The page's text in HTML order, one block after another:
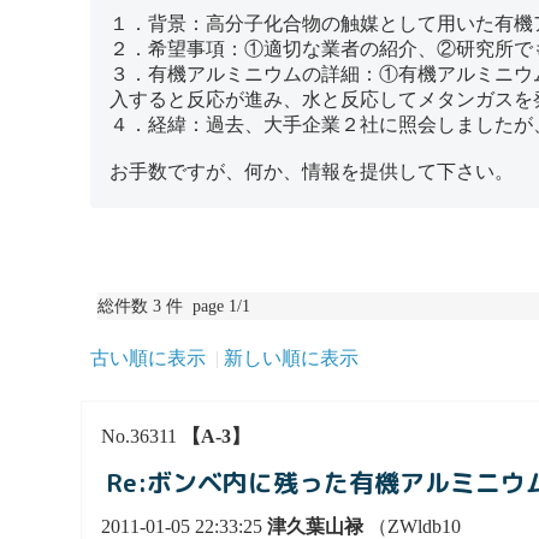
１．背景：高分子化合物の触媒として用いた有
２．希望事項：①適切な業者の紹介、②研究所
３．有機アルミニウムの詳細：①有機アルミニ
入すると反応が進み、水と反応してメタンガス
４．経緯：過去、大手企業２社に照会しました
お手数ですが、何か、情報を提供して下さい。
総件数 3 件 page 1/1
古い順に表示 新しい順に表示
No.36311 【A-3】
Re:ボンベ内に残った有機アルミニウ
2011-01-05 22:33:25津久葉山禄（ZWldb10